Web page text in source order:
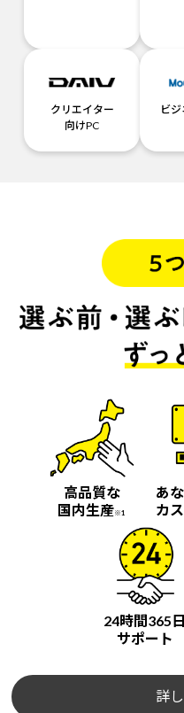
クリエイター
向けPC
ビ
高品質な
国内生産※1
あ
カ
24時間365日
サポート
詳